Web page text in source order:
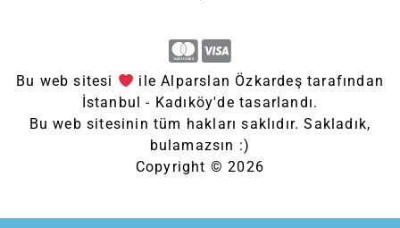
Bu web sitesi
ile Alparslan Özkardeş tarafından
İstanbul - Kadıköy'de tasarlandı.
Bu web sitesinin tüm hakları saklıdır. Sakladık,
bulamazsın :)
Copyright © 2026